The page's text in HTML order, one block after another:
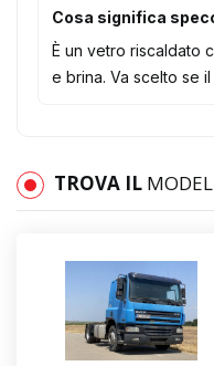
Cosa significa
È un vetro riscaldato
e brina. Va scelto se
TROVA IL